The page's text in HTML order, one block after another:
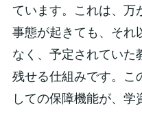
ています。これは、万
事態が起きても、それ
なく、予定されていた
残せる仕組みです。こ
しての保障機能が、学